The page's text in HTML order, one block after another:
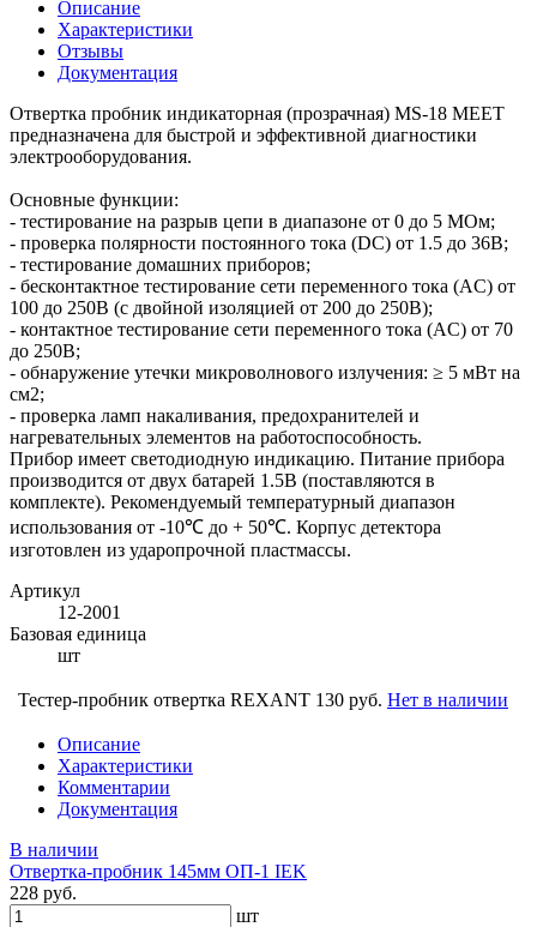
Описание
Характеристики
Отзывы
Документация
Отвертка пробник индикаторная (прозрачная) MS-18 MEET
предназначена для быстрой и эффективной диагностики
электрооборудования.
Основные функции:
- тестирование на разрыв цепи в диапазоне от 0 до 5 МОм;
- проверка полярности постоянного тока (DC) от 1.5 до 36В;
- тестирование домашних приборов;
- бесконтактное тестирование сети переменного тока (AC) от
100 до 250В (с двойной изоляцией от 200 до 250B);
- контактное тестирование сети переменного тока (AC) от 70
до 250В;
- обнаружение утечки микроволнового излучения: ≥ 5 мВт на
см2;
- проверка ламп накаливания, предохранителей и
нагревательных элементов на работоспособность.
Прибор имеет светодиодную индикацию. Питание прибора
производится от двух батарей 1.5В (поставляются в
комплекте). Рекомендуемый температурный диапазон
использования от -10℃ до + 50℃. Корпус детектора
изготовлен из ударопрочной пластмассы.
Артикул
12-2001
Базовая единица
шт
Тестер-пробник отвертка REXANT 130 руб. Нет в наличии
Описание
Характеристики
Комментарии
Документация
В наличии
Отвертка-пробник 145мм ОП-1 IEK
228 руб.
шт